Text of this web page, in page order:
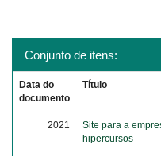
Conjunto de itens:
Data do
documento
Título
2021
Site para a
hipercursos